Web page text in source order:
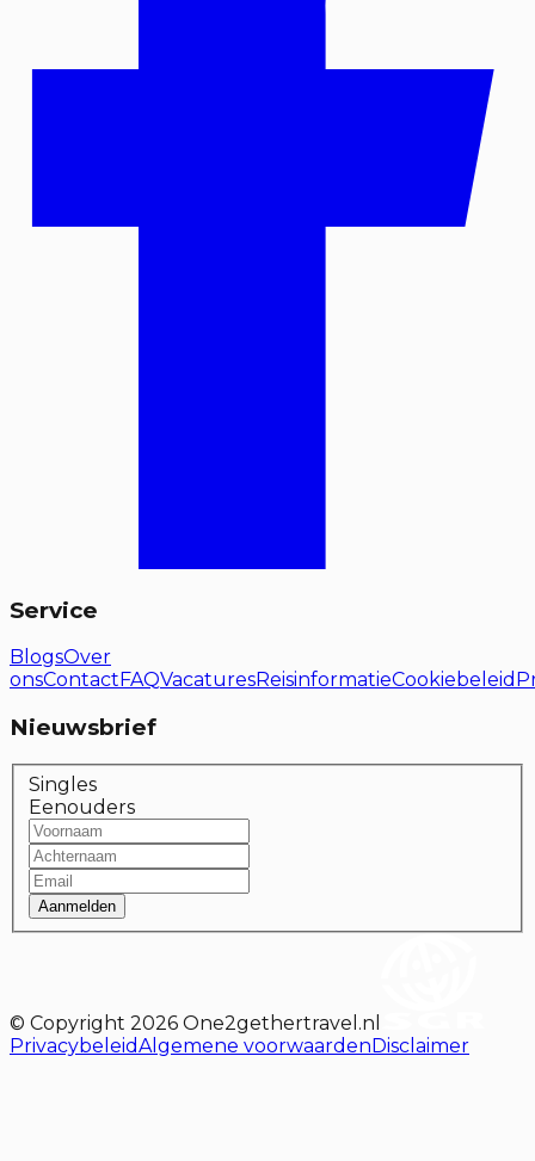
Service
BlogsOver
onsContact FAQVacaturesReisinformatieCookiebeleid
Nieuwsbrief
Singles
Eenouders
Aanmelden
© Copyright 2026 One2gethertravel.nl
PrivacybeleidAlgemene voorwaardenDisclaimer